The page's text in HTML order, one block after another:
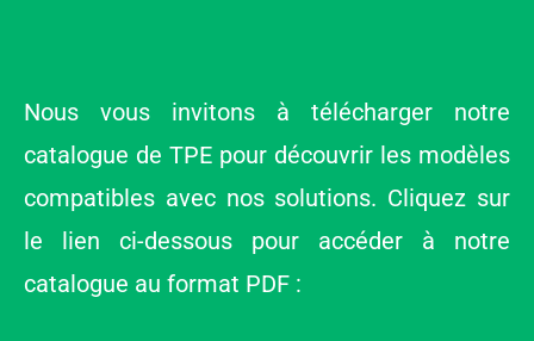
Nous vous invitons à télécharger notre
catalogue de TPE pour découvrir les modèles
compatibles avec nos solutions. Cliquez sur
le lien ci-dessous pour accéder à notre
catalogue au format PDF :